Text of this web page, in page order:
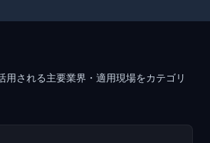
用される主要業界・適用現場をカテゴリ